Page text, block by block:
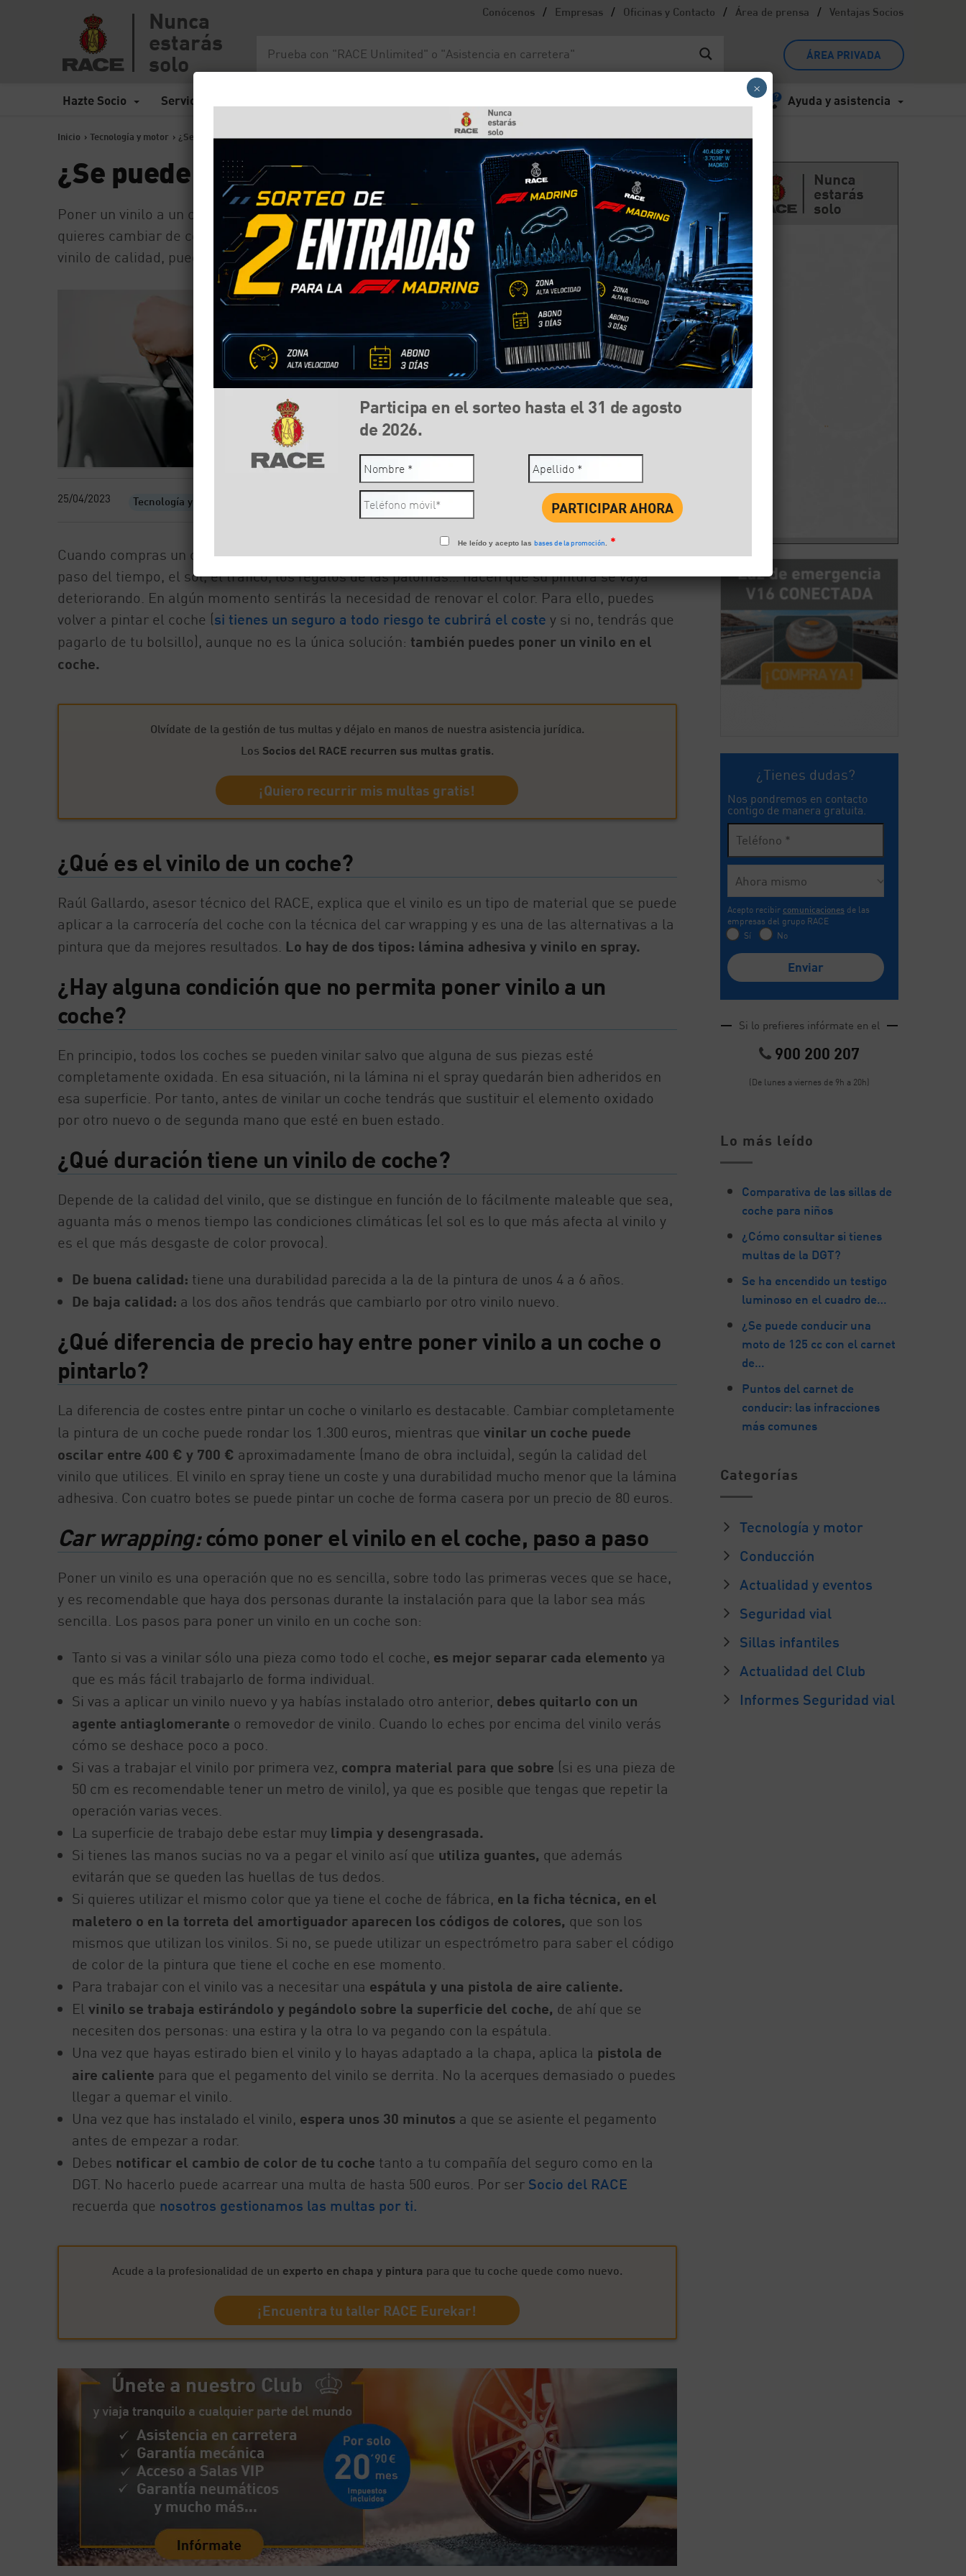
Conócenos / Empresas / Oficinas y Contacto / Área de prensa / Ventajas Socios
Nunca
estarás
solo
ÁREA PRIVADA
Hazte Socio Servicios Ayuda y asistencia
Inicio > Tecnología y motor > ¿Se puede poner vinilo en el coche?
¿Se puede poner vinilo en el coche?
Poner un vinilo a un coche es una de las soluciones más efectivas y baratas que existen si
quieres cambiar de color y no quieres gastarte tanto dinero como si lo pintases. Si utilizas un
vinilo de calidad, puede durar hasta 6 años y el precio va a ser mucho menor que la pintura.
25/04/2023 Tecnología y motor Compartir: TwitterWhatsApp
Cuando compras un coche nuevo o de segunda mano, lo adquieres con un color específico. El
paso del tiempo, el sol, el tráfico, los regalos de las palomas… hacen que su pintura se vaya
deteriorando. En algún momento sentirás la necesidad de renovar el color. Para ello, puedes
volver a pintar el coche (si tienes un seguro a todo riesgo te cubrirá el coste y si no, tendrás que
pagarlo de tu bolsillo), aunque no es la única solución: también puedes poner un vinilo en el
coche.
Olvídate de la gestión de tus multas y déjalo en manos de nuestra asistencia jurídica.
Los Socios del RACE recurren sus multas gratis.
¡Quiero recurrir mis multas gratis!
¿Qué es el vinilo de un coche?
Raúl Gallardo, asesor técnico del RACE, explica que el vinilo es un tipo de material que se puede
aplicar a la carrocería del coche con la técnica del car wrapping y es una de las alternativas a la
pintura que da mejores resultados. Lo hay de dos tipos: lámina adhesiva y vinilo en spray.
¿Hay alguna condición que no permita poner vinilo a un
coche?
En principio, todos los coches se pueden vinilar salvo que alguna de sus piezas esté
completamente oxidada. En esa situación, ni la lámina ni el spray quedarán bien adheridos en
esa superficie. Por tanto, antes de vinilar un coche tendrás que sustituir el elemento oxidado
por otro nuevo o de segunda mano que esté en buen estado.
¿Qué duración tiene un vinilo de coche?
Depende de la calidad del vinilo, que se distingue en función de lo fácilmente maleable que sea,
aguanta más o menos tiempo las condiciones climáticas (el sol es lo que más afecta al vinilo y
es el que más desgaste de color provoca).
De buena calidad: tiene una durabilidad parecida a la de la pintura de unos 4 a 6 años.
De baja calidad: a los dos años tendrás que cambiarlo por otro vinilo nuevo.
¿Qué diferencia de precio hay entre poner vinilo a un coche o
pintarlo?
La diferencia de costes entre pintar un coche o vinilarlo es destacable. Cambiar completamente
la pintura de un coche puede rondar los 1.300 euros, mientras que vinilar un coche puede
oscilar entre 400 € y 700 € aproximadamente (mano de obra incluida), según la calidad del
vinilo que utilices. El vinilo en spray tiene un coste y una durabilidad mucho menor que la lámina
adhesiva. Con cuatro botes se puede pintar un coche de forma casera por un precio de 80 euros.
Car wrapping:cómo poner el vinilo en el coche, paso a paso
Poner un vinilo es una operación que no es sencilla, sobre todo las primeras veces que se hace,
y es recomendable que haya dos personas durante la instalación para que la labor sea más
sencilla. Los pasos para poner un vinilo en un coche son:
Tanto si vas a vinilar sólo una pieza como todo el coche, es mejor separar cada elemento ya
que es más fácil trabajarlo de forma individual.
Si vas a aplicar un vinilo nuevo y ya habías instalado otro anterior, debes quitarlo con un
agente antiaglomerante o removedor de vinilo. Cuando lo eches por encima del vinilo verás
cómo se deshace poco a poco.
Si vas a trabajar el vinilo por primera vez, compra material para que sobre (si es una pieza de
50 cm es recomendable tener un metro de vinilo), ya que es posible que tengas que repetir la
operación varias veces.
La superficie de trabajo debe estar muy limpia y desengrasada.
Si tienes las manos sucias no va a pegar el vinilo así que utiliza guantes, que además
evitarán que se queden las huellas de tus dedos.
Si quieres utilizar el mismo color que ya tiene el coche de fábrica, en la ficha técnica, en el
maletero o en la torreta del amortiguador aparecen los códigos de colores, que son los
mismos que utilizan los vinilos. Si no, se puede utilizar un espectrómetro para saber el código
de color de la pintura que tiene el coche en ese momento.
Para trabajar con el vinilo vas a necesitar una espátula y una pistola de aire caliente.
El vinilo se trabaja estirándolo y pegándolo sobre la superficie del coche, de ahí que se
necesiten dos personas: una estira y la otra lo va pegando con la espátula.
Una vez que hayas estirado bien el vinilo y lo hayas adaptado a la chapa, aplica la pistola de
aire caliente para que el pegamento del vinilo se derrita. No la acerques demasiado o puedes
llegar a quemar el vinilo.
Una vez que has instalado el vinilo, espera unos 30 minutos a que se asiente el pegamento
antes de empezar a rodar.
Debes notificar el cambio de color de tu coche tanto a tu compañía del seguro como en la
DGT. No hacerlo puede acarrear una multa de hasta 500 euros. Por ser Socio del RACE
recuerda que nosotros gestionamos las multas por ti.
Acude a la profesionalidad de un experto en chapa y pintura para que tu coche quede como nuevo.
¡Encuentra tu taller RACE Eurekar!
¿Tienes dudas?
Nos pondremos en contacto
contigo de manera gratuita.
Acepto recibir comunicaciones de las
empresas del grupo RACE
Sí
No
Si lo prefieres infórmate en el
900 200 207
(De lunes a viernes de 9h a 20h)
Lo más leído
Comparativa de las sillas de
coche para niños
¿Cómo consultar si tienes
multas de la DGT?
Se ha encendido un testigo
luminoso en el cuadro de…
¿Se puede conducir una
moto de 125 cc con el carnet
de…
Puntos del carnet de
conducir: las infracciones
más comunes
Categorías
Tecnología y motor
Conducción
Actualidad y eventos
Seguridad vial
Sillas infantiles
Actualidad del Club
Informes Seguridad vial
Participa en el sorteo hasta el 31 de agosto
de 2026.
He leído y acepto lasbases de la promoción. *
×